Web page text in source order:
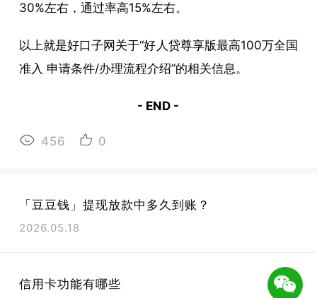
30%左右，通过率高15%左右。
以上就是好口子网关于“好人贷尊享版最高100万全国
准入 申请条件/办理流程介绍”的相关信息。
- END -
456 0
「豆豆钱」提现放款中多久到账？
2026.05.18
信用卡功能有哪些